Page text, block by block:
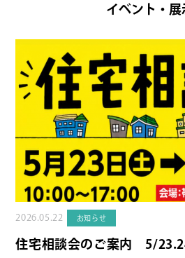
イベント・展
2026.05.22 お知らせ
住宅相談会のご案内 5/